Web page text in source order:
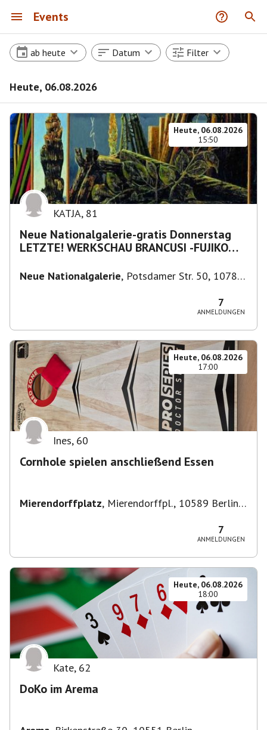
Events
ab heute Datum Filter
Heute, 06.08.2026
Heute, 06.08.2026
15:50
KATJA, 81
Neue Nationalgalerie-gratis Donnerstag
LETZTE! WERKSCHAU BRANCUSI -FUJIKO
Neue Nationalgalerie, Potsdamer Str. 50, 10785
7
ANMELDUNGEN
Heute, 06.08.2026
17:00
Ines, 60
Cornhole spielen anschließend Essen
Mierendorffplatz, Mierendorffpl., 10589 Berlin-
7
ANMELDUNGEN
Heute, 06.08.2026
18:00
Kate, 62
DoKo im Arema